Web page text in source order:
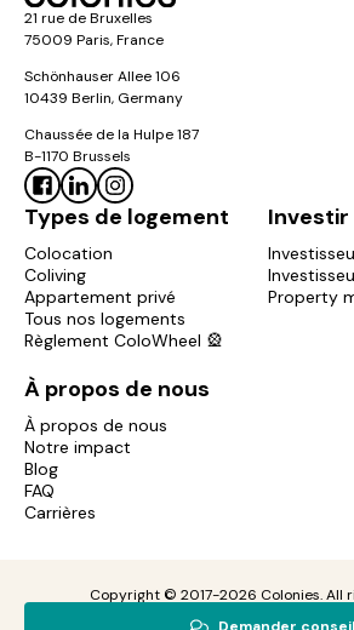
Demander conseil
21 rue de Bruxelles
75009 Paris, France
Schönhauser Allee 106
10439 Berlin, Germany
Chaussée de la Hulpe 187
B-1170 Brussels
Types de logement
Colocation
Coliving
Appartement privé
Tous nos logements
Règlement ColoWheel 🎡
Investir
Property
À propos de nous
À propos de nous
Notre impact
Blog
FAQ
Carrières
Copyright © 2017-2026 Colonies. All
Politique de